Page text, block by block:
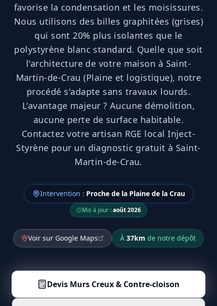
favorise la condensation et les moisissures.
Nous utilisons des billes graphitées (grises)
qui sont 20% plus isolantes que le
polystyrène blanc standard. Quelle que soit
l'architecture de votre maison à Saint-
Martin-de-Crau (Plaine et logistique), notre
procédé s'adapte sans travaux lourds.
L'avantage majeur ? Aucune démolition,
aucune perte de surface habitable.
Contactez votre artisan RGE local Inject-
Styrène pour un diagnostic gratuit à Saint-
Martin-de-Crau.
Intervention : Proche de la Plaine de la Crau
Mis à jour :août 2026
Voir sur Google Maps À 37km de notre dépôt
Devis Murs Creux & Contre-cloison